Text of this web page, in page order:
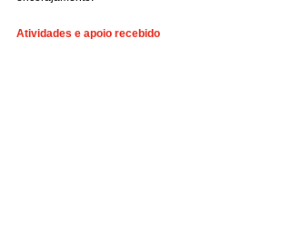
Atividades e apoio recebido